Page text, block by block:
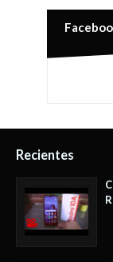
Recientes